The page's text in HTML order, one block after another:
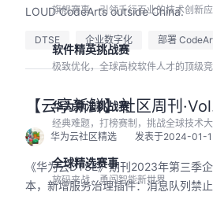
旗舰赛事，引领千行百业的技术创新
软件精英挑战赛
极致优化，全球高校软件人才的顶级
华为算法挑战赛
经典难题，打榜赛制，挑战全球技术
全球精选赛事
放码来战，勇闯智能新世界
LOUD CodeArts outside China.
DTSE 企业数字化 部署
【云享新鲜】社区周刊
华为云社区精选 发表于2024-01-
《华为云DTSE》期刊2023年第三季
本，新增服务治理插件：消息队列禁